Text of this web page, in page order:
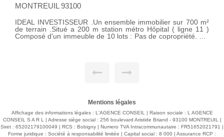
MONTREUIL 93100
IDEAL INVESTISSEUR .Un ensemble immobilier sur 700 m²
de terrain .Situé a 200 m station métro Hôpital ( ligne 11 )
Composé d'un immeuble de 10 lots : Pas de copropriété. RC
Box . 2éme étage :Bat A LOT 6 1 appartement de 2 pièces
appartement de 2 cuisine salle d'eau wc.
Mentions légales
Affichage des informations légales : L'AGENCE CONSEIL | Raison sociale : L AGENCE
CONSEIL S A R L | Adresse siège social : 256 boulevard Aristide Briand - 93100 MONTREUIL |
Siret : 65202179100049 | RCS : Bobigny | Numero TVA Intracommunautaire : FR51652021791 |
Forme juridique : Société à responsabilité limitée | Capital social : 8 000 | Assurance RCP :